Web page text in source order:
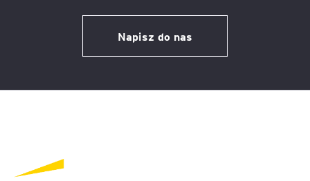
Napisz do nas